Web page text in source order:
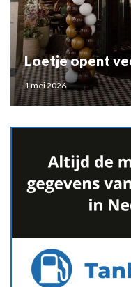
Loetje opent
1 mei 2026